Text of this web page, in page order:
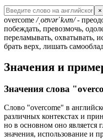
×
overcome /ˌoʊvərˈkʌm/-
побеждать, превозмочь,
переламывать, охватывать,
брать верх, лишать
Значения и
Значения слова
Слово "overcome" в
различных контекстах и
но в основном оно является
значения, использование и